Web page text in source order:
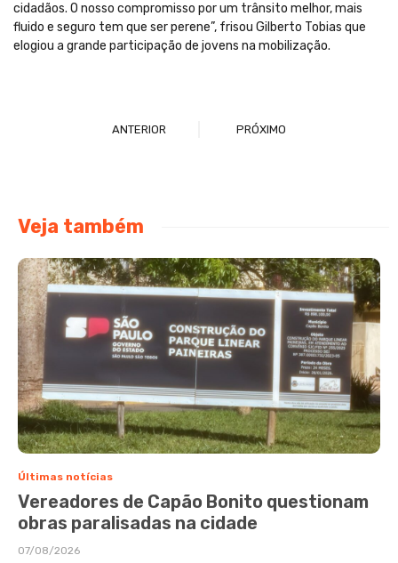
cidadãos. O nosso compromisso por um trânsito melhor, mais
fluido e seguro tem que ser perene”, frisou Gilberto Tobias que
elogiou a grande participação de jovens na mobilização.
ANTERIOR PRÓXIMO
Veja também
Últimas notícias
Vereadores de Capão Bonito questionam
obras paralisadas na cidade
07/08/2026